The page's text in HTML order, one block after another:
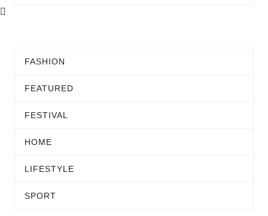
FASHION
FEATURED
FESTIVAL
HOME
LIFESTYLE
SPORT